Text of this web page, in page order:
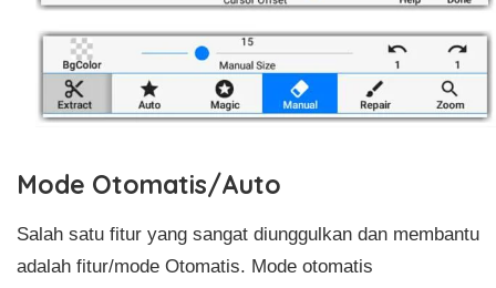
Mode Otomatis/Auto
Salah satu fitur yang sangat diunggulkan dan membantu
adalah fitur/mode Otomatis. Mode otomatis